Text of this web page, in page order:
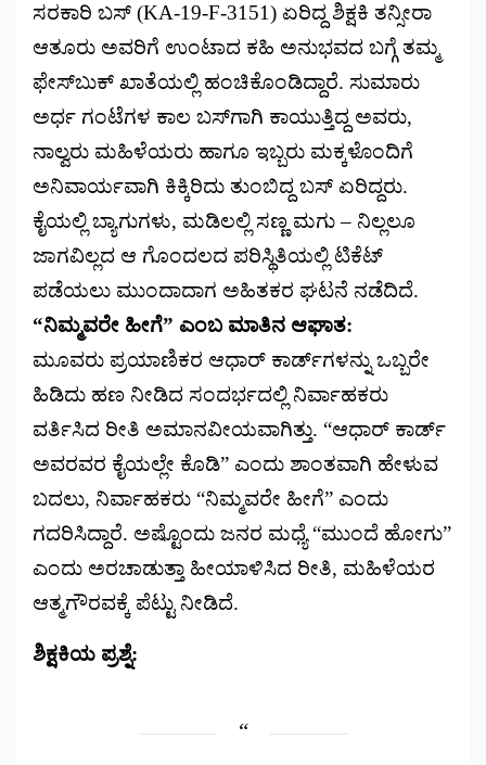
ಸರಕಾರಿ ಬಸ್ (KA-19-F-3151) ಏರಿದ್ದ ಶಿಕ್ಷಕಿ ತನ್ಸೀರಾ
ಆತೂರು ಅವರಿಗೆ ಉಂಟಾದ ಕಹಿ ಅನುಭವದ ಬಗ್ಗೆ ತಮ್ಮ
ಫೇಸ್‌ಬುಕ್ ಖಾತೆಯಲ್ಲಿ ಹಂಚಿಕೊಂಡಿದ್ದಾರೆ. ಸುಮಾರು
ಅರ್ಧ ಗಂಟೆಗಳ ಕಾಲ ಬಸ್‌ಗಾಗಿ ಕಾಯುತ್ತಿದ್ದ ಅವರು,
ನಾಲ್ವರು ಮಹಿಳೆಯರು ಹಾಗೂ ಇಬ್ಬರು ಮಕ್ಕಳೊಂದಿಗೆ
ಅನಿವಾರ್ಯವಾಗಿ ಕಿಕ್ಕಿರಿದು ತುಂಬಿದ್ದ ಬಸ್ ಏರಿದ್ದರು.
ಕೈಯಲ್ಲಿ ಬ್ಯಾಗುಗಳು, ಮಡಿಲಲ್ಲಿ ಸಣ್ಣ ಮಗು – ನಿಲ್ಲಲೂ
ಜಾಗವಿಲ್ಲದ ಆ ಗೊಂದಲದ ಪರಿಸ್ಥಿತಿಯಲ್ಲಿ ಟಿಕೆಟ್
ಪಡೆಯಲು ಮುಂದಾದಾಗ ಅಹಿತಕರ ಘಟನೆ ನಡೆದಿದೆ.
“ನಿಮ್ಮವರೇ ಹೀಗೆ” ಎಂಬ ಮಾತಿನ ಆಘಾತ:
ಮೂವರು ಪ್ರಯಾಣಿಕರ ಆಧಾರ್ ಕಾರ್ಡ್‌ಗಳನ್ನು ಒಬ್ಬರೇ
ಹಿಡಿದು ಹಣ ನೀಡಿದ ಸಂದರ್ಭದಲ್ಲಿ ನಿರ್ವಾಹಕರು
ವರ್ತಿಸಿದ ರೀತಿ ಅಮಾನವೀಯವಾಗಿತ್ತು. “ಆಧಾರ್ ಕಾರ್ಡ್
ಅವರವರ ಕೈಯಲ್ಲೇ ಕೊಡಿ” ಎಂದು ಶಾಂತವಾಗಿ ಹೇಳುವ
ಬದಲು, ನಿರ್ವಾಹಕರು “ನಿಮ್ಮವರೇ ಹೀಗೆ” ಎಂದು
ಗದರಿಸಿದ್ದಾರೆ. ಅಷ್ಟೊಂದು ಜನರ ಮಧ್ಯೆ “ಮುಂದೆ ಹೋಗು”
ಎಂದು ಅರಚಾಡುತ್ತಾ ಹೀಯಾಳಿಸಿದ ರೀತಿ, ಮಹಿಳೆಯರ
ಆತ್ಮಗೌರವಕ್ಕೆ ಪೆಟ್ಟು ನೀಡಿದೆ.
ಶಿಕ್ಷಕಿಯ ಪ್ರಶ್ನೆ: